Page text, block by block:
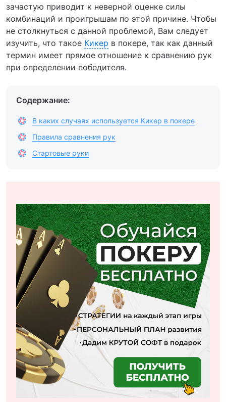
зачастую приводит к неверной оценке силы
комбинаций и проигрышам по этой причине. Чтобы
не столкнуться с данной проблемой, Вам следует
изучить, что такое Кикер в покере, так как данный
термин имеет прямое отношение к сравнению рук
при определении победителя.
Содержание:
В каких случаях используется Кикер в покере
Правила сравнения рук
Стартовые руки